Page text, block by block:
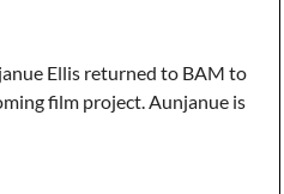
Ellis returned to BAM to
film project. Aunjanue is